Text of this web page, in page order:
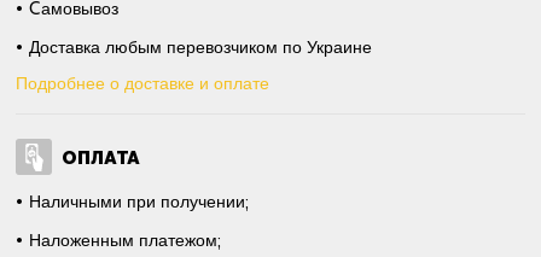
Cамовывоз
Доставка любым перевозчиком по Украине
Подробнее о доставке и оплате
ОПЛАТА
Наличными при получении;
Наложенным платежом;